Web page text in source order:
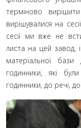
терміново
вирішувалися на
сесії ми вже не
листа на цей завод,
матеріальної
годинники, які
годинники, до речі,